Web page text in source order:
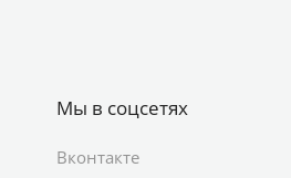
Мы в соцсетях
Вконтакте